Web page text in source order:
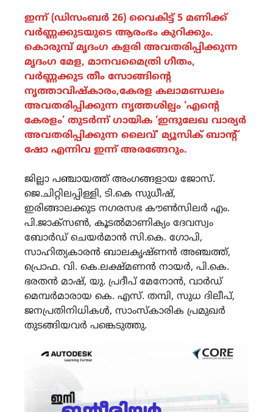
ഇന്ന് (ഡിസംബർ 26) വൈകിട്ട് 5 മണിക്ക്
വർണ്ണക്കുടയുടെ ആരംഭം കുറിക്കും.
കൊരുമ്പ് മൃദംഗ കളരി അവതരിപ്പിക്കുന്ന
മൃദംഗ മേള, മാനവമൈത്രി ഗീതം,
വർണ്ണക്കുട തീം സോങ്ങിന്റെ
നൃത്താവിഷ്കാരം,കേരള കലാമണ്ഡലം
അവതരിപ്പിക്കുന്ന നൃത്തശില്പം ‘എൻ്റെ
കേരളം’ തുടർന്ന് ഗായിക ‘ഇന്ദുലേഖ വാര്യർ
അവതരിപ്പിക്കുന്ന ലൈവ്’ മ്യൂസിക് ബാൻ്റ്
ഷോ എന്നിവ ഇന്ന് അരങ്ങേറും.
ജില്ലാ പഞ്ചായത്ത്‌ അംഗങ്ങളായ ജോസ്.
ജെ.ചിറ്റിലപ്പിള്ളി, ടി.കെ സുധീഷ്,
ഇരിങ്ങാലക്കുട നഗരസഭ കൗൺസിലർ എം.
പി.ജാക്സൺ, കൂടൽമാണിക്യം ദേവസ്വം
ബോർഡ് ചെയർമാൻ സി.കെ. ഗോപി,
സാഹിത്യകാരൻ ബാലകൃഷ്ണൻ അഞ്ചത്ത്,
പ്രൊഫ. വി. കെ.ലക്ഷ്മണൻ നായർ, പി.കെ.
ഭരതൻ മാഷ്, യു. പ്രദീപ്‌ മേനോൻ, വാർഡ്
മെമ്പർമാരായ കെ. എസ്. തമ്പി, സുധ ദിലീപ്,
ജനപ്രതിനിധികൾ, സാംസ്കാരിക പ്രമുഖർ
തുടങ്ങിയവർ പങ്കെടുത്തു.